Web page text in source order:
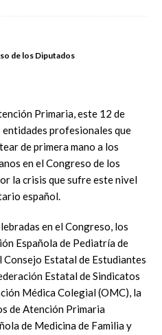
de los Diputados
Primaria, este 12 de
profesionales que
de primera mano a los
en el Congreso de los
la crisis que sufre este nivel
español.
en el Congreso, los
Española de Pediatría de
Estatal de Estudiantes
Estatal de Sindicatos
Médica Colegial (OMC), la
de Atención Primaria
de Medicina de Familia y